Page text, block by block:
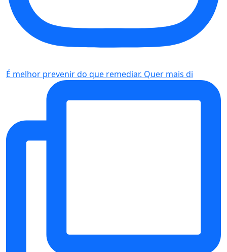
É melhor prevenir do que remediar. Quer mais di